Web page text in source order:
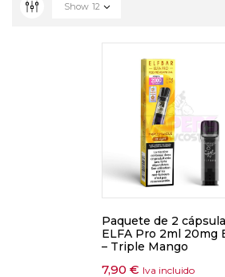
Show 12
Paquete de 2
ELFA Pro 2ml 20mg
– Triple Mango
7,90 € Iva incluido